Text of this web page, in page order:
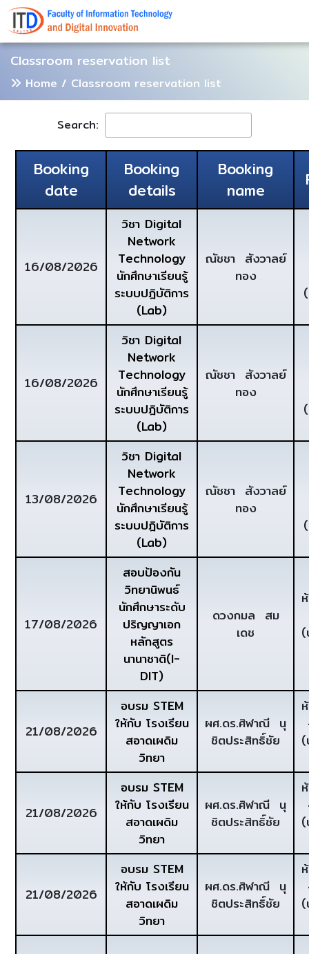
Classroom reservation list
Home / Classroom reservation list
Search:
Booking
date
Booking
details
Booking
name
16/08/2026
วิชา Digital
Network
Technology
นักศึกษาเรียนรู้
ระบบปฎิบัติการ
(Lab)
ณัชชา สังวาลย์
ทอง
16/08/2026
วิชา Digital
Network
Technology
นักศึกษาเรียนรู้
ระบบปฎิบัติการ
(Lab)
ณัชชา สังวาลย์
ทอง
13/08/2026
วิชา Digital
Network
Technology
นักศึกษาเรียนรู้
ระบบปฎิบัติการ
(Lab)
ณัชชา สังวาลย์
ทอง
17/08/2026
สอบป้องกัน
วิทยานิพนธ์
นักศึกษาระดับ
ปริญญาเอก
หลักสูตร
นานาชาติ(I-
DIT)
ดวงกมล สม
เดช
21/08/2026
อบรม STEM
ให้กับ โรงเรียน
สอาดเผดิม
วิทยา
ผศ.ดร.ศิฬาณี นุ
ชิตประสิทธิ์ชัย
21/08/2026
อบรม STEM
ให้กับ โรงเรียน
สอาดเผดิม
วิทยา
ผศ.ดร.ศิฬาณี นุ
ชิตประสิทธิ์ชัย
21/08/2026
อบรม STEM
ให้กับ โรงเรียน
สอาดเผดิม
วิทยา
ผศ.ดร.ศิฬาณี นุ
ชิตประสิทธิ์ชัย